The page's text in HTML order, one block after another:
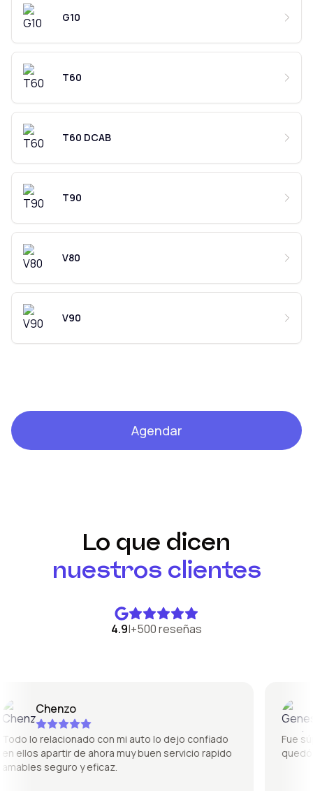
G10
T60
T60 DCAB
T90
V80
V90
Agendar
Lo que dicen
nuestros clientes
4.9|+500 reseñas
Chenzo
lo relacionado con mi auto lo dejo confiado
ellos apartir de ahora muy buen servicio rapido
seguro y eficaz.
Fue
quedó